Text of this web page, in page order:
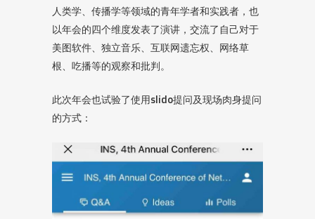
人类学、传播学等领域的青年学者和实践者，也
以年会的四个维度发表了演讲，交流了自己对于
美图软件、独立音乐、互联网遗忘权、网络草
根、吃播等的观察和批判。
此次年会也试验了使用slido提问及现场肉身提问
的方式：